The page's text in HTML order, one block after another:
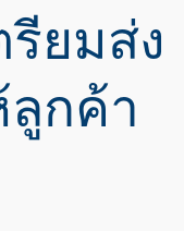
รียมส่ง
ลูกค้า